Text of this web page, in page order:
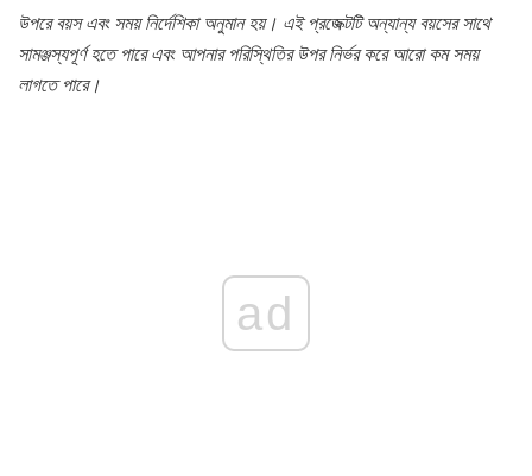
উপরে বয়স এবং সময় নির্দেশিকা অনুমান হয়। এই প্রজেক্টটি অন্যান্য বয়সের সাথে
সামঞ্জস্যপূর্ণ হতে পারে এবং আপনার পরিস্থিতির উপর নির্ভর করে আরো কম সময়
লাগতে পারে।
ad